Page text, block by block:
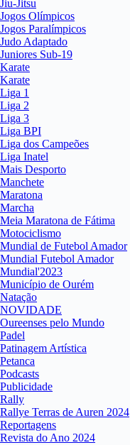
Jiu-Jitsu
Jogos Olímpicos
Jogos Paralímpicos
Judo Adaptado
Juniores Sub-19
Karate
Karate
Liga 1
Liga 2
Liga 3
Liga BPI
Liga dos Campeões
Liga Inatel
Mais Desporto
Manchete
Maratona
Marcha
Meia Maratona de Fátima
Motociclismo
Mundial de Futebol Amador
Mundial Futebol Amador
Mundial'2023
Município de Ourém
Natação
NOVIDADE
Oureenses pelo Mundo
Padel
Patinagem Artística
Petanca
Podcasts
Publicidade
Rally
Rallye Terras de Auren 2024
Reportagens
Revista do Ano 2024